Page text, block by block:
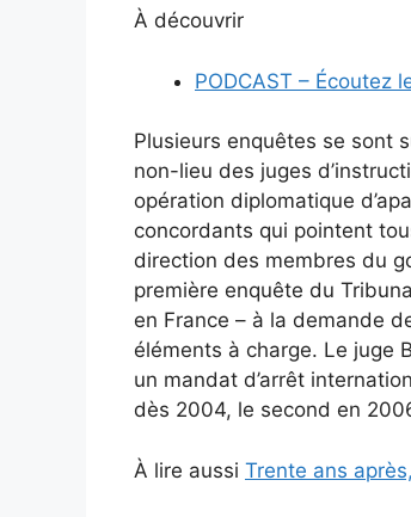
À découvrir
PODCAST – Écoutez
Plusieurs enquêtes se sont
non-lieu des juges
opération diplomatique
concordants qui pointent
direction des membres du
première enquête du
en France – à la demande
éléments à charge. Le juge
un mandat d’arrêt
dès 2004, le second en
À lire aussi Trente ans